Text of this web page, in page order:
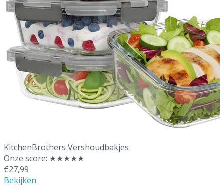
KitchenBrothers Vershoudbakjes
Onze score: ★★★★★
€27,99
Bekijken